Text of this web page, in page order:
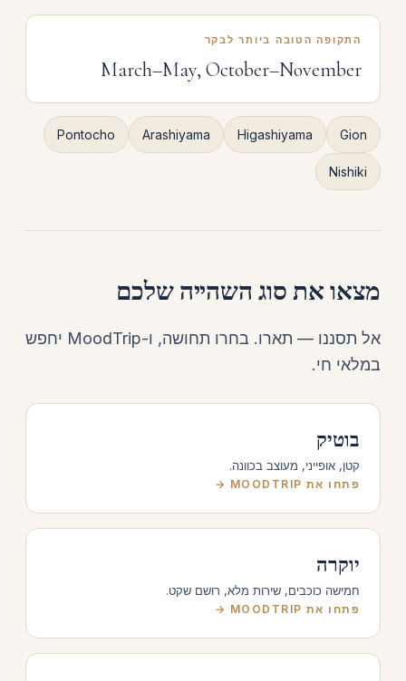
התקופה הטובה ביותר לבקר
March–May, October–November
Gion
Higashiyama
Arashiyama
Pontocho
Nishiki
מצאו את סוג השהייה שלכם
אל תסננו — תארו. בחרו תחושה, ו-MoodTrip יחפש
במלאי חי.
בוטיק
קטן, אופייני, מעוצב בכוונה.
פתחו את MOODTRIP →
יוקרה
חמישה כוכבים, שירות מלא, רושם שקט.
פתחו את MOODTRIP →